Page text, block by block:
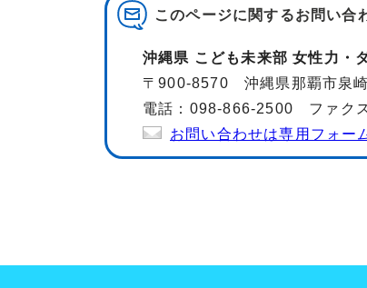
このページに関するお問い合
沖縄県 こども未来部 女性力・
〒900-8570 沖縄県那覇市泉
電話：098-866-2500 ファク
お問い合わせは専用フォー